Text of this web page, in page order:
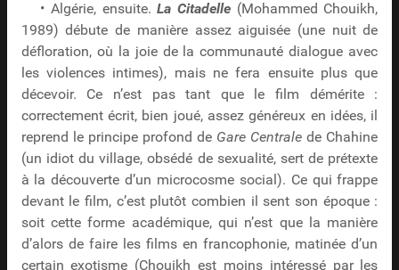
• Algérie, ensuite.La Citadelle (Mohammed Chouikh,
1989) débute de manière assez aiguisée (une nuit de
défloration, où la joie de la communauté dialogue avec
les violences intimes), mais ne fera ensuite plus que
décevoir. Ce n’est pas tant que le film démérite :
correctement écrit, bien joué, assez généreux en idées, il
reprend le principe profond de Gare Centrale de Chahine
(un idiot du village, obsédé de sexualité, sert de prétexte
à la découverte d’un microcosme social). Ce qui frappe
devant le film, c’est plutôt combien il sent son époque :
soit cette forme académique, qui n’est que la manière
d’alors de faire les films en francophonie, matinée d’un
certain exotisme (Chouikh est moins intéressé par les